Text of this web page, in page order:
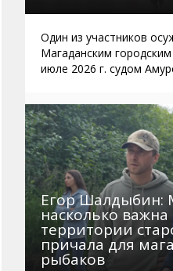
Один из участников
Магаданским
июле 2026 г. судом
Егор
насколько важна
территории
причала для
рыбаков